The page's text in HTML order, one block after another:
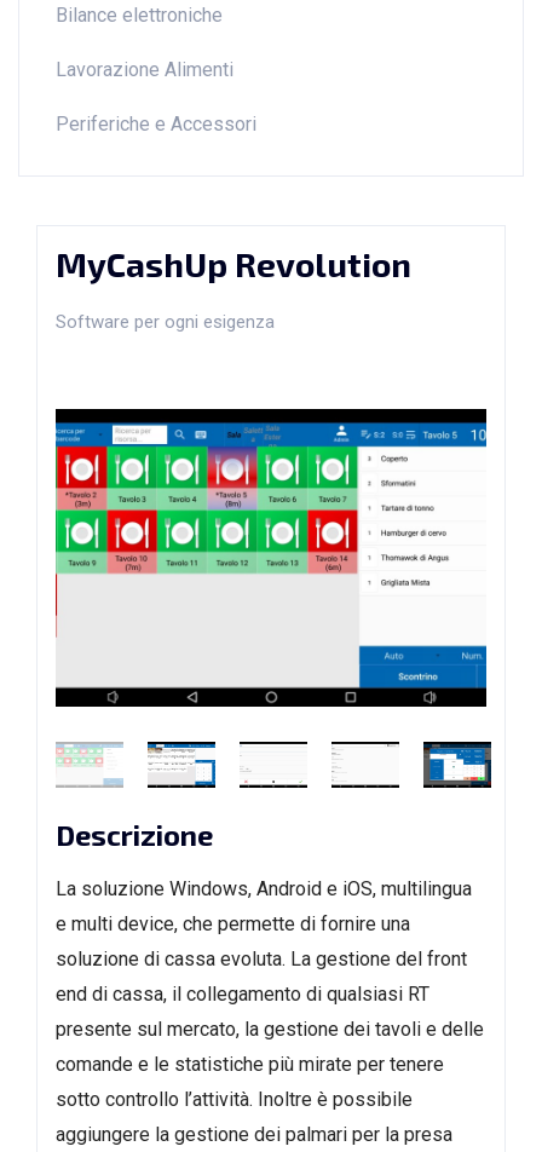
Bilance elettroniche
Lavorazione Alimenti
Periferiche e Accessori
MyCashUp Revolution
Software per ogni esigenza
Descrizione
La soluzione Windows, Android e iOS, multilingua
e multi device, che permette di fornire una
soluzione di cassa evoluta. La gestione del front
end di cassa, il collegamento di qualsiasi RT
presente sul mercato, la gestione dei tavoli e delle
comande e le statistiche più mirate per tenere
sotto controllo l’attività. Inoltre è possibile
aggiungere la gestione dei palmari per la presa